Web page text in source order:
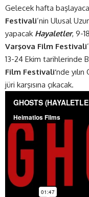
Gelecek hafta
Festivali’nin Ulusal
yapacak Hayaletler, 9-
Varşova Film Festivali
13-24 Ekim tarihlerinde
Film Festivali’nde yılın
jüri karşısına çıkacak.